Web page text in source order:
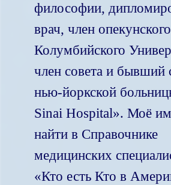
философии,
врач, член
Колумбийского
член совета и бывший
нью-йоркской
Sinai Hospital». Моё
найти в Справочнике
медицинских
«Кто есть Кто в